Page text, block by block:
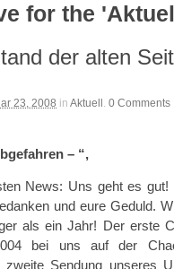
for the
der alten
23, 2008 in Aktuell . 0 Comments
– “,
News: Uns geht es
und eure Geduld.
als ein Jahr! Der erste
bei uns auf der
zweite Sendung unseres